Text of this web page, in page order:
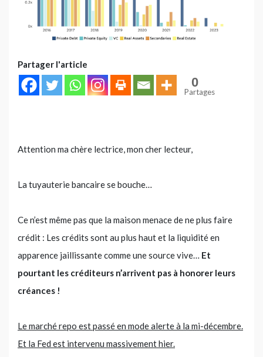
Partager l'article
0
Partages
Attention ma chère lectrice, mon cher lecteur,
La tuyauterie bancaire se bouche…
Ce n’est même pas que la maison menace de ne plus faire
crédit : Les crédits sont au plus haut et la liquidité en
apparence jaillissante comme une source vive… Et
pourtant les créditeurs n’arrivent pas à honorer leurs
créances !
Le marché repo est passé en mode alerte à la mi-décembre.
Et la Fed est intervenu massivement hier.